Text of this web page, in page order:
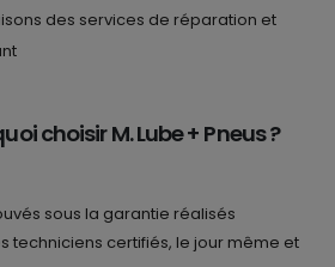
des services de réparation et
choisir M. Lube + Pneus ?
sous la garantie réalisés
techniciens certifiés, le jour même et